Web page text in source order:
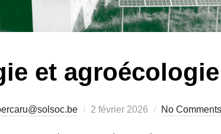
et
Posted
2 février 2026 No Comments